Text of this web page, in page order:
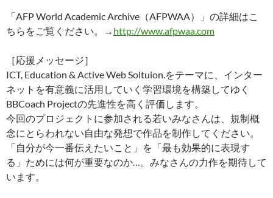
「AFP World Academic Archive（AFPWAA）」の詳細はこ
ちらをご覧ください。→ http://www.afpwaa.com
［応援メッセージ］
ICT, Education & Active Web Soltuion.をテーマに、インター
ネットを有意義に活用していく学習環境を構築してゆく
BBCoach Projectの先進性を高く評価します。
今回のプロジェクトに参加される若いみなさんは、規制概
念にとらわれない自由な発想で作品を制作してください。
「自分が今一番伝えたいこと」を「最も効果的に表現す
る」ためには何が重要なのか…。みなさんの力作を期待して
います。